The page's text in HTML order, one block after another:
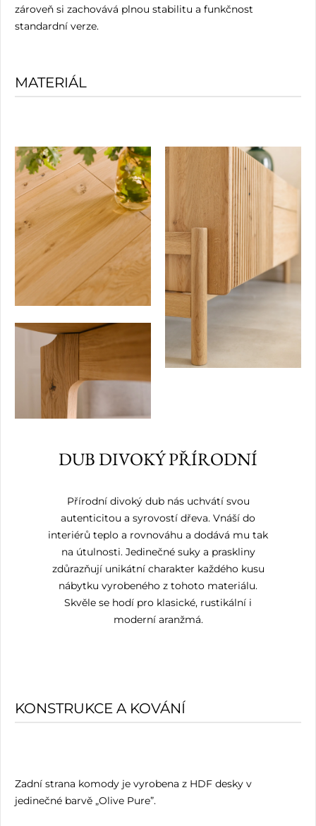
zároveň si zachovává plnou stabilitu a funkčnost
standardní verze.
MATERIÁL
DUB DIVOKÝ PŘÍRODNÍ
Přírodní divoký dub nás uchvátí svou
autenticitou a syrovostí dřeva. Vnáší do
interiérů teplo a rovnováhu a dodává mu tak
na útulnosti. Jedinečné suky a praskliny
zdůrazňují unikátní charakter každého kusu
nábytku vyrobeného z tohoto materiálu.
Skvěle se hodí pro klasické, rustikální i
moderní aranžmá.
KONSTRUKCE A KOVÁNÍ
Zadní strana komody je vyrobena z HDF desky v
jedinečné barvě „Olive Pure”.